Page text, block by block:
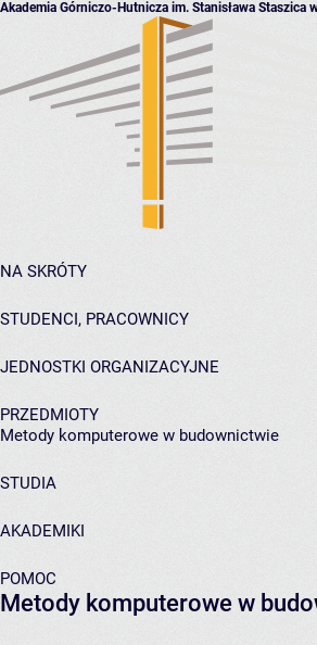
Akademia Górniczo-Hutnicza im. Stanisława Staszica
NA SKRÓTY
STUDENCI, PRACOWNICY
JEDNOSTKI ORGANIZACYJNE
PRZEDMIOTY
Metody komputerowe w budownictwie
STUDIA
AKADEMIKI
POMOC
Metody komputerowe w